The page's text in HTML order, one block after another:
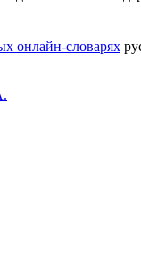
онлайн-словарях